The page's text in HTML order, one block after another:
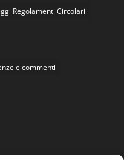
Regolamenti Circolari
e commenti